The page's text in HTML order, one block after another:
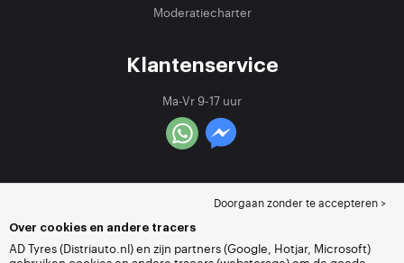
Moderatiecharter
Klantenservice
Ma-Vr 9-17 uur
Doorgaan zonder te accepteren >
Over cookies en andere tracers
AD Tyres (Distriauto.nl) en zijn partners (Google, Hotjar, Microsoft)